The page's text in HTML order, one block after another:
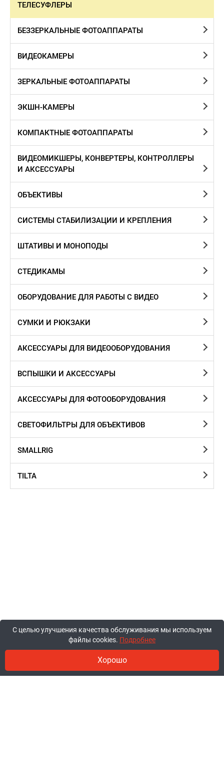
ТЕЛЕСУФЛЕРЫ
БЕЗЗЕРКАЛЬНЫЕ ФОТОАППАРАТЫ
ВИДЕОКАМЕРЫ
ЗЕРКАЛЬНЫЕ ФОТОАППАРАТЫ
ЭКШН-КАМЕРЫ
КОМПАКТНЫЕ ФОТОАППАРАТЫ
ВИДЕОМИКШЕРЫ, КОНВЕРТЕРЫ, КОНТРОЛЛЕРЫ
И АКСЕССУАРЫ
ОБЪЕКТИВЫ
СИСТЕМЫ СТАБИЛИЗАЦИИ И КРЕПЛЕНИЯ
ШТАТИВЫ И МОНОПОДЫ
CТЕДИКАМЫ
ОБОРУДОВАНИЕ ДЛЯ РАБОТЫ С ВИДЕО
СУМКИ И РЮКЗАКИ
АКСЕССУАРЫ ДЛЯ ВИДЕООБОРУДОВАНИЯ
ВСПЫШКИ И АКСЕССУАРЫ
АКСЕССУАРЫ ДЛЯ ФОТООБОРУДОВАНИЯ
CВЕТОФИЛЬТРЫ ДЛЯ ОБЪЕКТИВОВ
SMALLRIG
TILTA
С целью улучшения качества обслуживания мы используем
файлы cookies. Подробнее
Хорошо